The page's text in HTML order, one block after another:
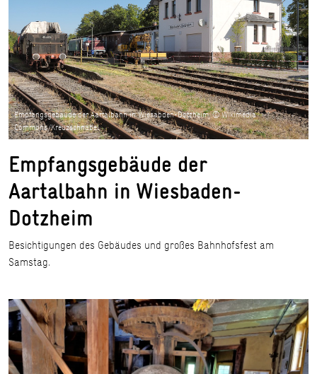
Empfangsgebäude der Aartalbahn in Wiesabden-Dotzheim, © Wikimedia
Commons/Kreuzschnabel
Empfangsgebäude der
Aartalbahn in Wiesbaden-
Dotzheim
Besichtigungen des Gebäudes und großes Bahnhofsfest am
Samstag.